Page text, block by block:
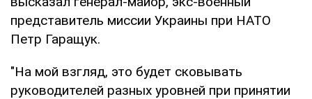
представитель миссии Украины при НАТО
Петр Гаращук.
"На мой взгляд, это будет сковывать
руководителей разных уровней при принятии